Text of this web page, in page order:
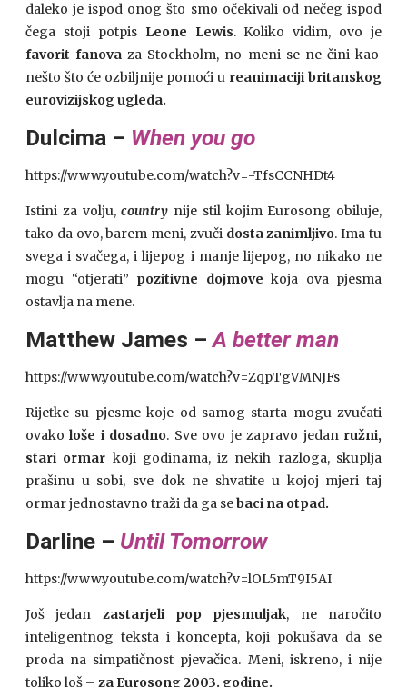
daleko je ispod onog što smo očekivali od nečeg ispod
čega stoji potpis Leone Lewis. Koliko vidim, ovo je
favorit fanova za Stockholm, no meni se ne čini kao
nešto što će ozbiljnije pomoći u reanimaciji britanskog
eurovizijskog ugleda.
Dulcima – When you go
https://www.youtube.com/watch?v=-TfsCCNHDt4
Istini za volju,country nije stil kojim Eurosong obiluje,
tako da ovo, barem meni, zvuči dosta zanimljivo. Ima tu
svega i svačega, i lijepog i manje lijepog, no nikako ne
mogu “otjerati” pozitivne dojmove koja ova pjesma
ostavlja na mene.
Matthew James –A better man
https://www.youtube.com/watch?v=ZqpTgVMNJFs
Rijetke su pjesme koje od samog starta mogu zvučati
ovako loše i dosadno. Sve ovo je zapravo jedan ružni,
stari ormar koji godinama, iz nekih razloga, skuplja
prašinu u sobi, sve dok ne shvatite u kojoj mjeri taj
ormar jednostavno traži da ga sebaci na otpad.
Darline – Until Tomorrow
https://www.youtube.com/watch?v=lOL5mT9I5AI
Još jedan zastarjeli pop pjesmuljak, ne naročito
inteligentnog teksta i koncepta, koji pokušava da se
proda na simpatičnost pjevačica. Meni, iskreno, i nije
toliko loš – za Eurosong 2003. godine.